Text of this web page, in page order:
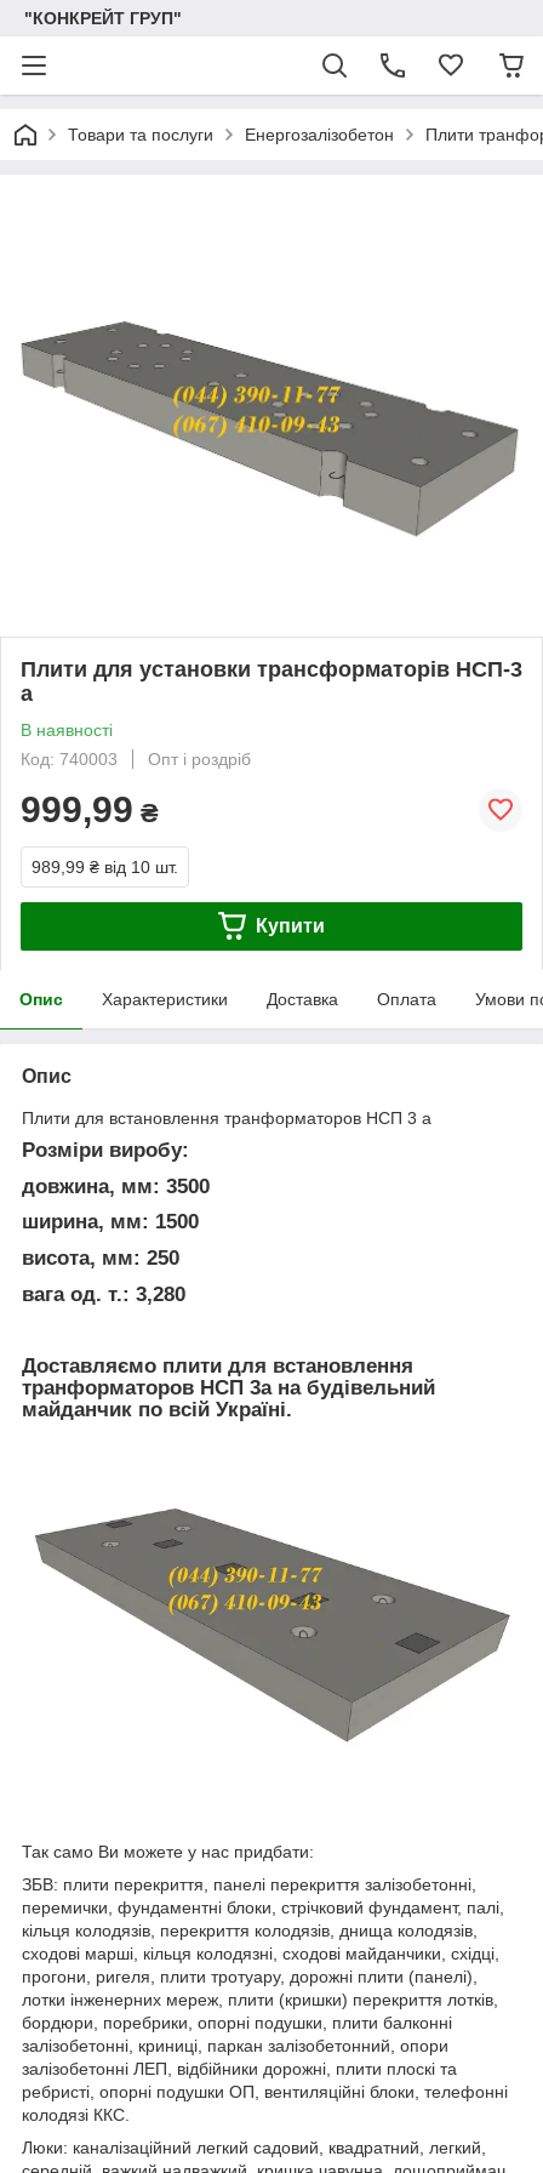
"КОНКРЕЙТ ГРУП"
Товари та послуги Енергозалізобетон Плити
Плити для установки трансформаторів НСП-3
а
В наявності
Код: 740003
Опт і роздріб
999,99 ₴
989,99 ₴ від 10 шт.
Купити
Опис Характеристики Доставка Оплата Умови
Опис
Плити для встановлення транформаторов НСП 3 а
Розміри виробу:
довжина, мм: 3500
ширина, мм: 1500
висота, мм: 250
вага од. т.: 3,280
Доставляємо плити для встановлення
транформаторов НСП 3а на будівельний
майданчик по всій Україні.
Так само Ви можете у нас придбати:
ЗБВ: плити перекриття, панелі перекриття залізобетонні,
перемички, фундаментні блоки, стрічковий фундамент, палі,
кільця колодязів, перекриття колодязів, днища колодязів,
сходові марші, кільця колодязні, сходові майданчики, східці,
прогони, ригеля, плити тротуару, дорожні плити (панелі),
лотки інженерних мереж, плити (кришки) перекриття лотків,
бордюри, поребрики, опорні подушки, плити балконні
залізобетонні, криниці, паркан залізобетонний, опори
залізобетонні ЛЕП, відбійники дорожні, плити плоскі та
ребристі, опорні подушки ОП, вентиляційні блоки, телефонні
колодязі ККС.
Люки: каналізаційний легкий садовий, квадратний, легкий,